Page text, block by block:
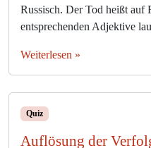
Russisch. Der Tod heißt auf
entsprechenden Adjektive
Weiterlesen »
Quiz
Auflösung der